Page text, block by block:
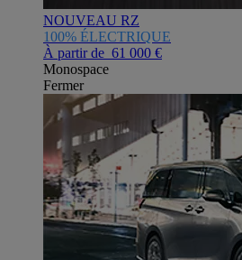
NOUVEAU RZ
100% ÉLECTRIQUE
À partir de 61 000 €
Monospace
Fermer